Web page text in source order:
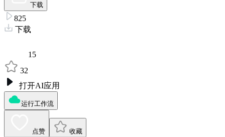
下载
825
下载
15
32
打开AI应用
运行工作流
点赞 收藏